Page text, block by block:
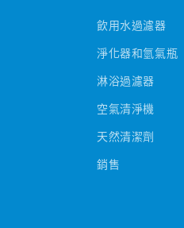
飲用水過濾器
淨化器和氫氣瓶
淋浴過濾器
空氣清淨機
天然清潔劑
銷售